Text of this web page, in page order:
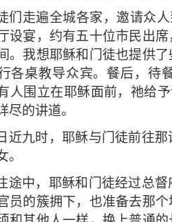
们走遍全城各家，邀请众
设宴，约有五十位市民出
。我想耶稣和门徒也提供
各桌教导众宾。餐后，待
人围立在耶稣面前，祂给
尽的讲道。
近九时，耶稣与门徒前往
。
途中，耶稣和门徒经过总
员的簇拥下，也准备去那